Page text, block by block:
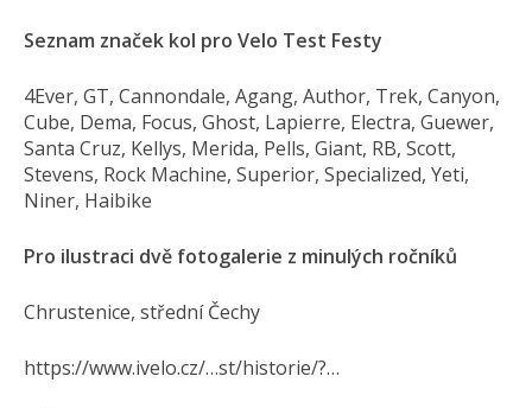
Seznam značek kol pro Velo Test Festy
4Ever, GT, Cannondale, Agang, Author, Trek, Canyon,
Cube, Dema, Focus, Ghost, Lapierre, Electra, Guewer,
Santa Cruz, Kellys, Merida, Pells, Giant, RB, Scott,
Stevens, Rock Machine, Superior, Specialized, Yeti,
Niner, Haibike
Pro ilustraci dvě fotogalerie z minulých ročníků
Chrustenice, střední Čechy
https://www.ivelo.cz/…st/historie/?…